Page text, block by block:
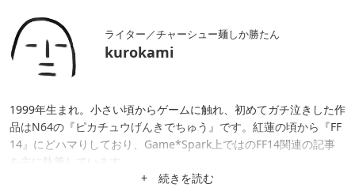
ライター／チャーシュー麺しか勝たん
kurokami
1999年生まれ。小さい頃からゲームに触れ、初めてガチ泣きした作
品はN64の『ピカチュウげんきでちゅう』です。紅蓮の頃から『FF
14』にどハマりしており、Game*Spark上ではのFF14関連の記事
を主に執筆しています。
+ 続きを読む